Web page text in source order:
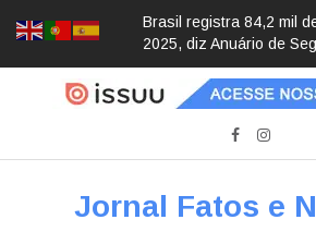
Brasil registra 84,2 mil
2025, diz Anuário de
Jornal Fatos e